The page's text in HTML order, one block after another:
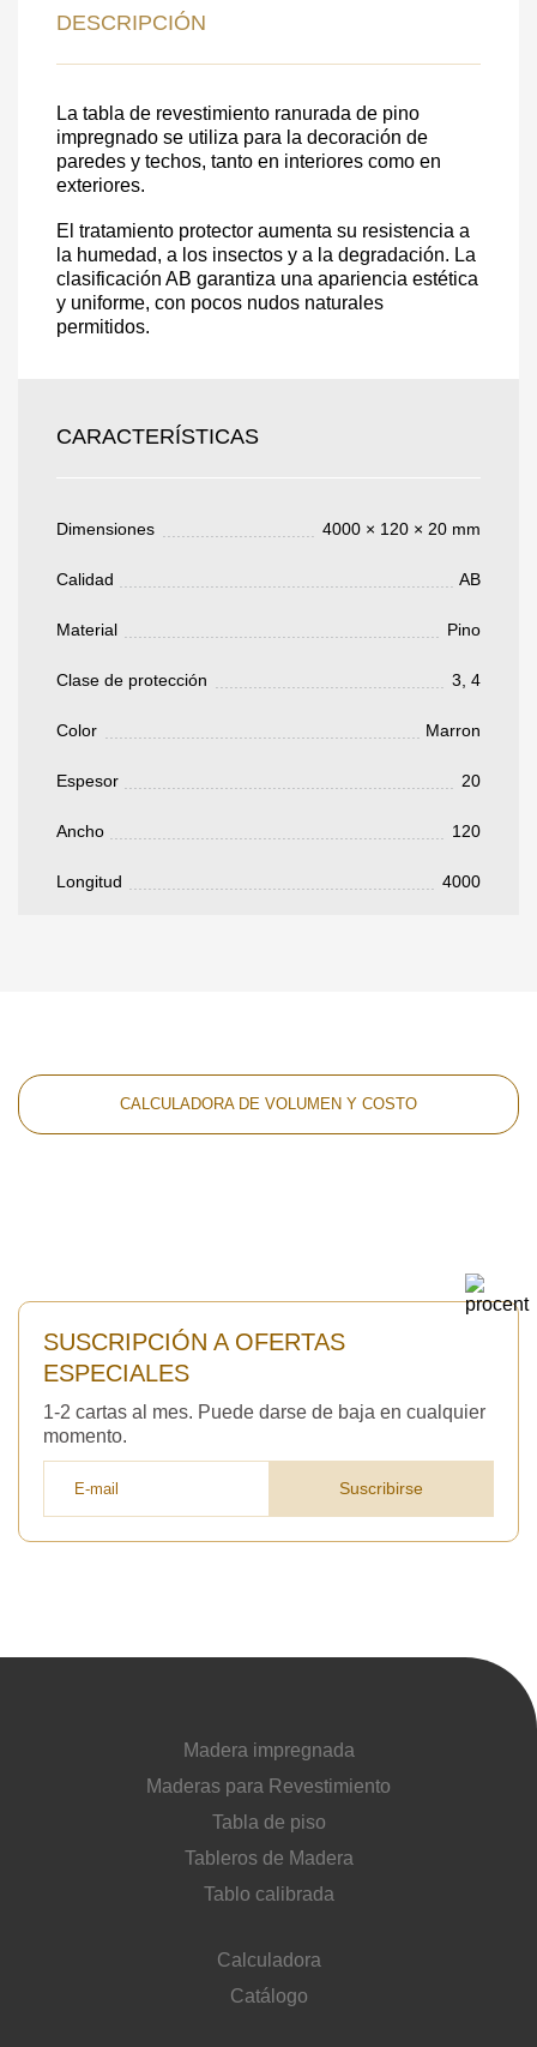
DESCRIPCIÓN
La tabla de revestimiento ranurada de pino
impregnado se utiliza para la decoración de
paredes y techos, tanto en interiores como en
exteriores.
El tratamiento protector aumenta su resistencia a
la humedad, a los insectos y a la degradación. La
clasificación AB garantiza una apariencia estética
y uniforme, con pocos nudos naturales
permitidos.
CARACTERÍSTICAS
Dimensiones 4000 × 120 × 20 mm
Calidad AB
Material Pino
Clase de protección 3, 4
Color Marron
Espesor 20
Ancho 120
Longitud 4000
CALCULADORA DE VOLUMEN Y COSTO
SUSCRIPCIÓN A OFERTAS
ESPECIALES
1-2 cartas al mes. Puede darse de baja en cualquier
momento.
Suscribirse
Madera impregnada
Maderas para Revestimiento
Tabla de piso
Tableros de Madera
Tablo calibrada
Calculadora
Catálogo
Costo unitario:
Su pedido:
Cantidad:350
Acepto el procesamientodatos personales
pondremos en contacto con usted.